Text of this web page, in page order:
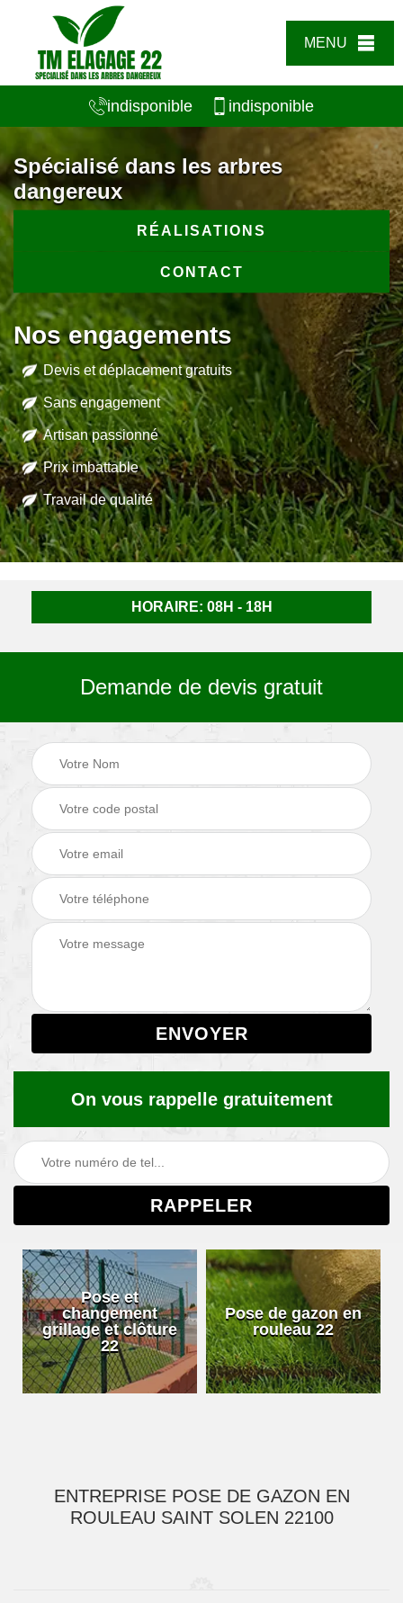
MENU
indisponible indisponible
Spécialisé dans les arbres
dangereux
RÉALISATIONS
CONTACT
Nos engagements
Devis et déplacement gratuits
Sans engagement
Artisan passionné
Prix imbattable
Travail de qualité
HORAIRE: 08H - 18H
Demande de devis gratuit
On vous rappelle gratuitement
Pose et
changement
grillage et clôture
22
Pose de gazon en
rouleau 22
ENTREPRISE POSE DE GAZON EN
ROULEAU SAINT SOLEN 22100